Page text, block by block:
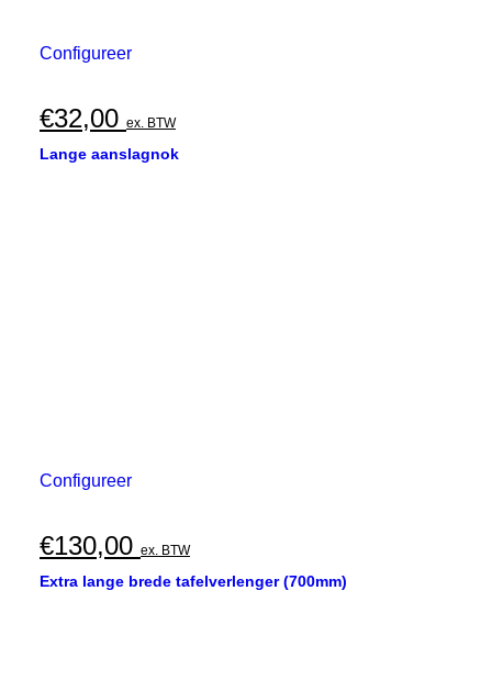
Configureer
€32,00 ex. BTW
Lange aanslagnok
Configureer
€130,00 ex. BTW
Extra lange brede tafelverlenger (700mm)